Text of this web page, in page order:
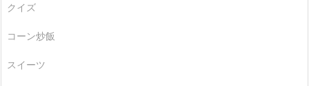
クイズ
コーン炒飯
スイーツ